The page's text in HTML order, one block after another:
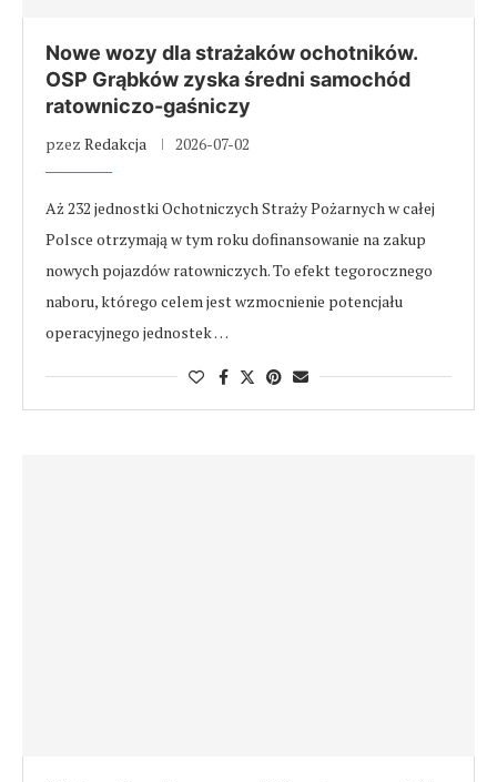
Nowe wozy dla strażaków ochotników.
OSP Grąbków zyska średni samochód
ratowniczo-gaśniczy
pzez Redakcja 2026-07-02
Aż 232 jednostki Ochotniczych Straży Pożarnych w całej
Polsce otrzymają w tym roku dofinansowanie na zakup
nowych pojazdów ratowniczych. To efekt tegorocznego
naboru, którego celem jest wzmocnienie potencjału
operacyjnego jednostek …